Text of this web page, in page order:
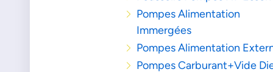
Pompes Alimentation
Immergées
Pompes Alimentation
Pompes Carburant+Vide